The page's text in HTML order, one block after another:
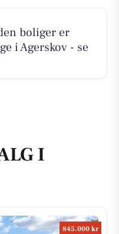
boliger er
i Agerskov - se
I
845.000 kr